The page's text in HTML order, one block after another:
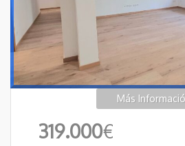
Más
319.000€